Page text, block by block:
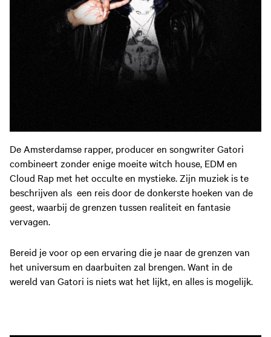
De Amsterdamse rapper, producer en songwriter Gatori
combineert zonder enige moeite witch house, EDM en
Cloud Rap met het occulte en mystieke. Zijn muziek is te
beschrijven als een reis door de donkerste hoeken van de
geest, waarbij de grenzen tussen realiteit en fantasie
vervagen.
Bereid je voor op een ervaring die je naar de grenzen van
het universum en daarbuiten zal brengen. Want in de
wereld van Gatori is niets wat het lijkt, en alles is mogelijk.